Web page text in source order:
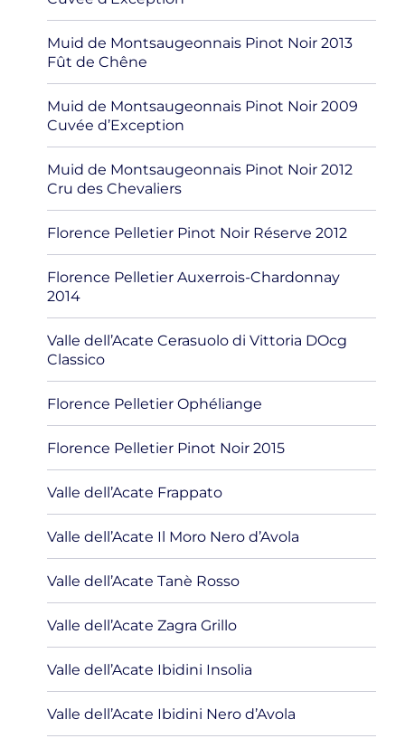
Muid de Montsaugeonnais Pinot Noir 2013
Fût de Chêne
Muid de Montsaugeonnais Pinot Noir 2009
Cuvée d’Exception
Muid de Montsaugeonnais Pinot Noir 2012
Cru des Chevaliers
Florence Pelletier Pinot Noir Réserve 2012
Florence Pelletier Auxerrois-Chardonnay
2014
Valle dell’Acate Cerasuolo di Vittoria DOcg
Classico
Florence Pelletier Ophéliange
Florence Pelletier Pinot Noir 2015
Valle dell’Acate Frappato
Valle dell’Acate Il Moro Nero d’Avola
Valle dell’Acate Tanè Rosso
Valle dell’Acate Zagra Grillo
Valle dell’Acate Ibidini Insolia
Valle dell’Acate Ibidini Nero d’Avola